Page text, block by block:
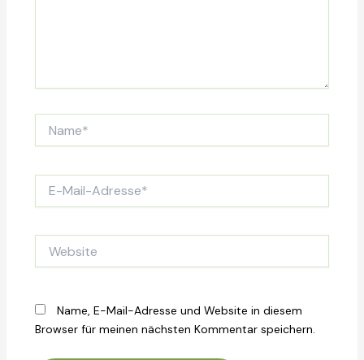
Mail-
Name, E-Mail-Adresse und Website in diesem
Browser für meinen nächsten Kommentar speichern.